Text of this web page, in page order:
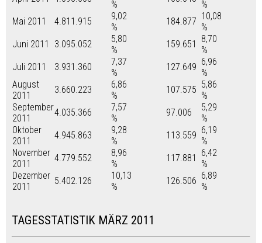
%
%
Mai 2011
4.811.915
9,02
%
184.877 10,08
%
Juni 2011
3.095.052
5,80
%
159.651
8,70
%
Juli 2011
3.931.360
7,37
%
127.649 6,96
%
August
2011
3.660.223
6,86
%
107.575 5,86
%
September
2011
4.035.366
7,57
%
97.006
5,29
%
Oktober
2011
4.945.863
9,28
%
113.559 6,19
%
November
2011
4.779.552
8,96
%
117.881
6,42
%
Dezember
2011
5.402.126
10,13
%
126.506 6,89
%
TAGESSTATISTIK MÄRZ 2011